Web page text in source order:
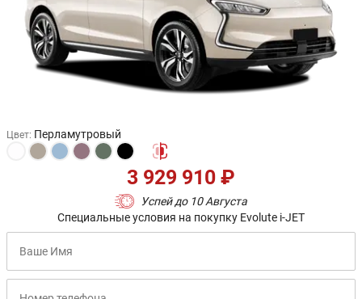
Цвет: Перламутровый
Успей до 10 Августа
3 929 910 ₽
Специальные условия на покупку Evolute i-JET